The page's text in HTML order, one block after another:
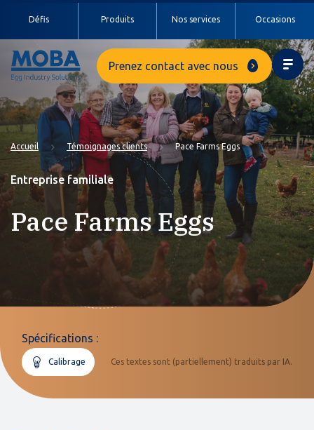
Défis Produits Nos services Occasions
Prenez contact avec nous
Accueil Témoignages clients Pace Farms Eggs
Entreprise familiale
Pace Farms Eggs
Spécifications :
Calibrage Ces textes sont (partiellement) traduits par IA.